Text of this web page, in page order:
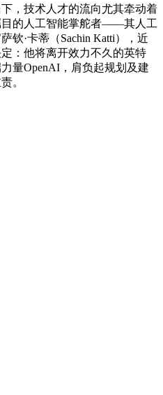
，技术人才的流向尤其牵动着
目的人工智能掌舵者——其人工
钦·卡蒂（Sachin Katti），近
：他将离开效力不久的英特
量OpenAI，肩负起规划及建
。